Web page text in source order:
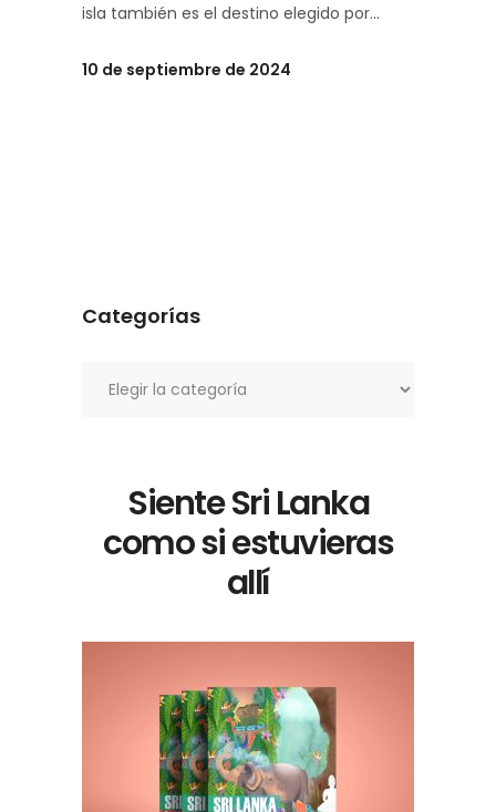
isla también es el destino elegido por
10 de septiembre de 2024
Categorías
Siente Sri Lanka
como si estuvieras
allí